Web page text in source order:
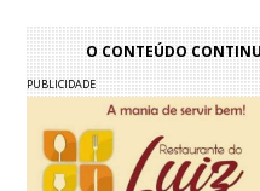
O CONTEÚDO
PUBLICIDADE